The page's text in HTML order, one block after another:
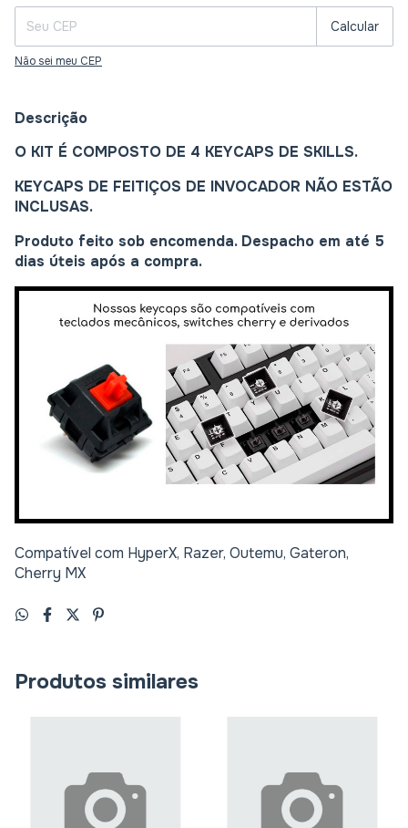
Calcular
Não sei meu CEP
Descrição
O KIT É COMPOSTO DE 4 KEYCAPS DE SKILLS.
KEYCAPS DE FEITIÇOS DE INVOCADOR NÃO ESTÃO
INCLUSAS.
Produto feito sob encomenda. Despacho em até 5
dias úteis após a compra.
Compatível com HyperX, Razer, Outemu, Gateron,
Cherry MX
Produtos similares